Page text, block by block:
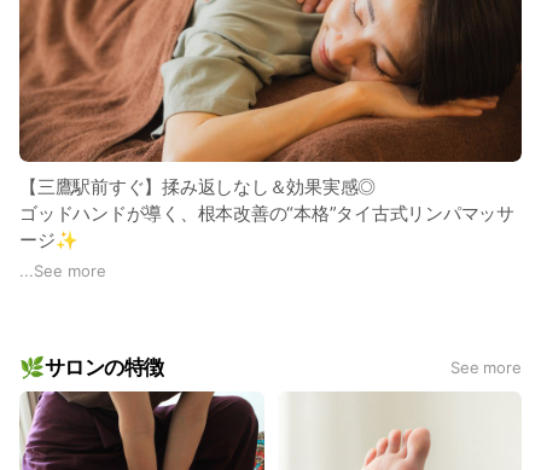
【三鷹駅前すぐ】揉み返しなし＆効果実感◎
ゴッドハンドが導く、根本改善の“本格”タイ古式リンパマッサ
ージ✨
当店は三鷹で14年・累計15,622名以上の施術実績を持つ
【本場タイ修行13年以上】の実力派セラピストによる、国宝級
タイ古式リンパマッサージ専門店です。
...See more
🌿サロンの特徴 See more